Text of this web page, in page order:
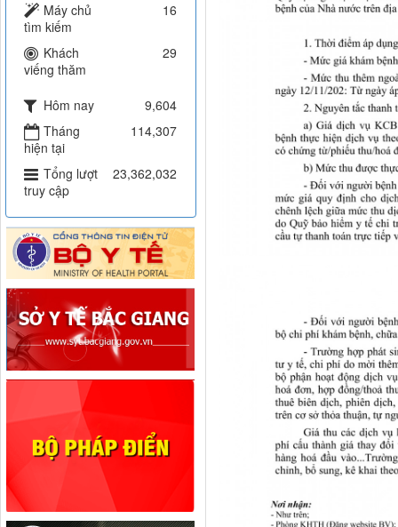
Máy chủ
tìm kiếm
16
Khách
viếng thăm
29
Hôm nay
9,604
Tháng
hiện tại
114,307
Tổng lượt
truy cập
23,362,032